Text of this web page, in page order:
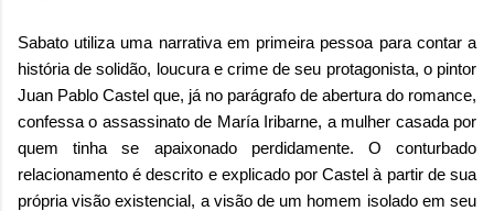
Sabato utiliza uma narrativa em primeira pessoa para contar a
história de solidão, loucura e crime de seu protagonista, o pintor
Juan Pablo Castel que, já no parágrafo de abertura do romance,
confessa o assassinato de María Iribarne, a mulher casada por
quem tinha se apaixonado perdidamente. O conturbado
relacionamento é descrito e explicado por Castel à partir de sua
própria visão existencial, a visão de um homem isolado em seu